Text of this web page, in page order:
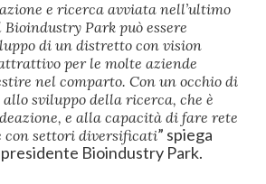
e ricerca avviata nell’ultimo
Park può essere
di un distretto con vision
per le molte aziende
nel comparto. Con un occhio di
sviluppo della ricerca, che è
e alla capacità di fare rete
con settori diversificati” spiega
Bioindustry Park.